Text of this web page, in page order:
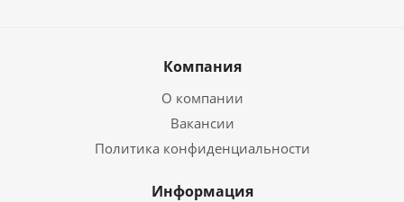
Компания
О компании
Вакансии
Политика конфиденциальности
Информация